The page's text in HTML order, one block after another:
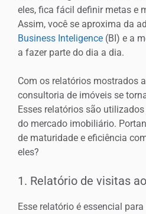
eles, fica fácil definir metas e
Assim, você se aproxima da
Business Inteligence (BI) e a
a fazer parte do dia a dia.
Com os relatórios mostrados
consultoria de imóveis se
Esses relatórios são
do mercado imobiliário.
de maturidade e eficiência
eles?
1. Relatório de visitas
Esse relatório é essencial